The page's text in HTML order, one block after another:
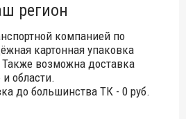
регион
компанией по
картонная упаковка
Также возможна доставка
области.
до большинства ТК - 0 руб.